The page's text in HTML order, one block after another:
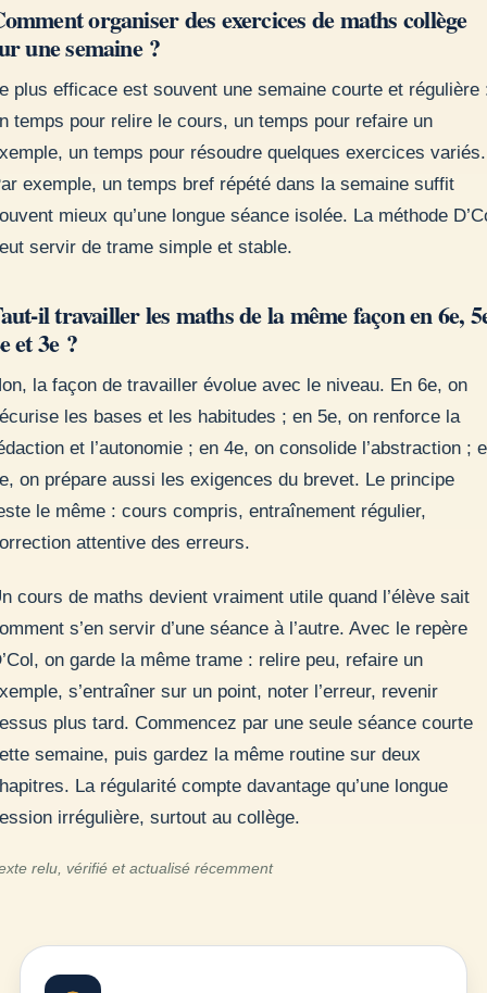
organiser des exercices de maths collège
une semaine ?
plus efficace est souvent une semaine courte et régulière
temps pour relire le cours, un temps pour refaire un
un temps pour résoudre quelques exercices variés.
exemple, un temps bref répété dans la semaine suffit
mieux qu’une longue séance isolée. La méthode
servir de trame simple et stable.
il travailler les maths de la même façon en 6e,
et 3e ?
la façon de travailler évolue avec le niveau. En 6e, on
les bases et les habitudes ; en 5e, on renforce la
et l’autonomie ; en 4e, on consolide l’abstraction ;
on prépare aussi les exigences du brevet. Le principe
le même : cours compris, entraînement régulier,
attentive des erreurs.
cours de maths devient vraiment utile quand l’élève sait
s’en servir d’une séance à l’autre. Avec le repère
on garde la même trame : relire peu, refaire un
s’entraîner sur un point, noter l’erreur, revenir
plus tard. Commencez par une seule séance courte
semaine, puis gardez la même routine sur deux
La régularité compte davantage qu’une longue
irrégulière, surtout au collège.
relu, vérifié et actualisé récemment